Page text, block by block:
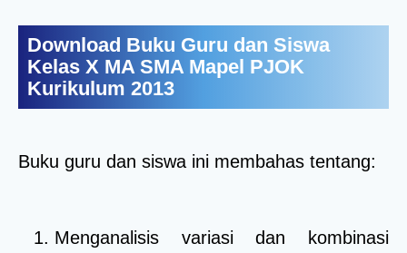
Download Buku Guru dan Siswa
Kelas X MA SMA Mapel PJOK
Kurikulum 2013
Buku guru dan siswa ini membahas tentang:
Menganalisis variasi dan kombinasi